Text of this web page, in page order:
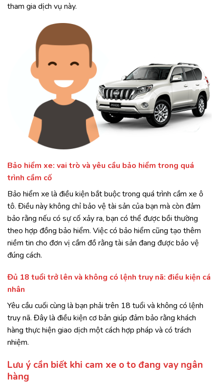
tham gia dịch vụ này.
Bảo hiểm xe: vai trò và yêu cầu bảo hiểm trong quá
trình cầm cố
Bảo hiểm xe là điều kiện bắt buộc trong quá trình cầm xe ô
tô. Điều này không chỉ bảo vệ tài sản của bạn mà còn đảm
bảo rằng nếu có sự cố xảy ra, bạn có thể được bồi thường
theo hợp đồng bảo hiểm. Việc có bảo hiểm cũng tạo thêm
niềm tin cho đơn vị cầm đồ rằng tài sản đang được bảo vệ
đúng cách.
Đủ 18 tuổi trở lên và không có lệnh truy nã: điều kiện cá
nhân
Yêu cầu cuối cùng là bạn phải trên 18 tuổi và không có lệnh
truy nã. Đây là điều kiện cơ bản giúp đảm bảo rằng khách
hàng thực hiện giao dịch một cách hợp pháp và có trách
nhiệm.
Lưu ý cần biết khi cam xe o to đang vay ngân
hàng